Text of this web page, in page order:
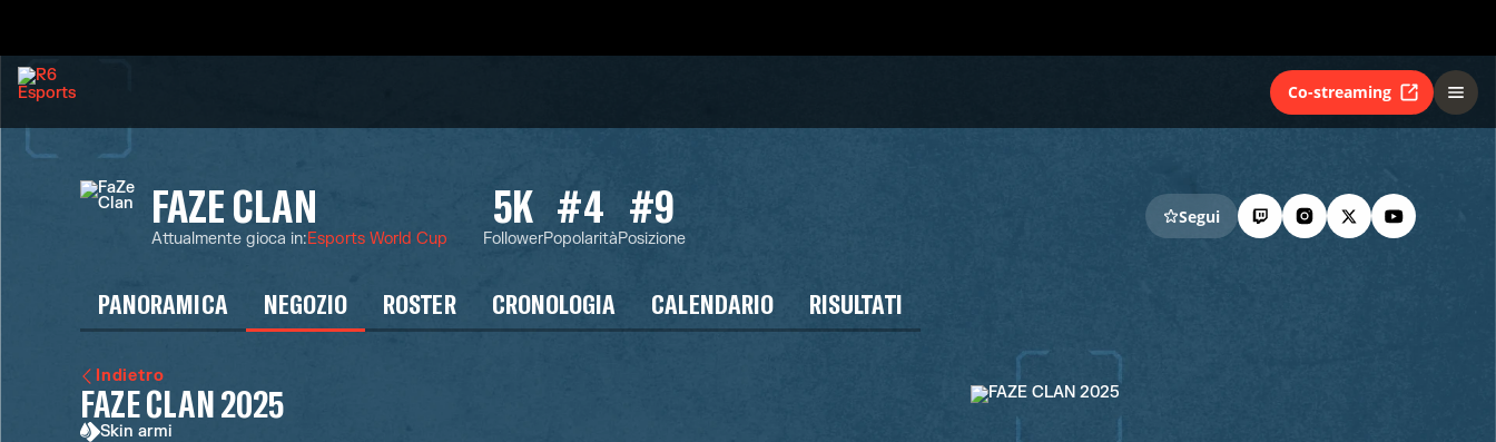
Co-streaming
FAZE CLAN
Attualmente gioca in:Esports World Cup
5K
Follower
#4
Popolarità
#9
Posizione
Segui
PANORAMICA NEGOZIO ROSTER CRONOLOGIA CALENDARIO RISULTATI
Indietro
FAZE CLAN 2025
Skin armi